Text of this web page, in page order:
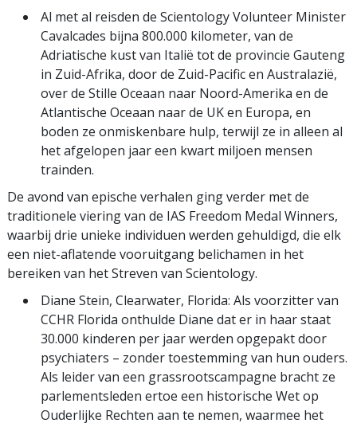
Al met al reisden de Scientology Volunteer Minister
Cavalcades bijna 800.000 kilometer, van de
Adriatische kust van Italië tot de provincie Gauteng
in Zuid-Afrika, door de Zuid-Pacific en Australazië,
over de Stille Oceaan naar Noord-Amerika en de
Atlantische Oceaan naar de UK en Europa, en
boden ze onmiskenbare hulp, terwijl ze in alleen al
het afgelopen jaar een kwart miljoen mensen
trainden.
De avond van epische verhalen ging verder met de
traditionele viering van de IAS Freedom Medal Winners,
waarbij drie unieke individuen werden gehuldigd, die elk
een niet-aflatende vooruitgang belichamen in het
bereiken van het Streven van Scientology.
Diane Stein, Clearwater, Florida: Als voorzitter van
CCHR Florida onthulde Diane dat er in haar staat
30.000 kinderen per jaar werden opgepakt door
psychiaters – zonder toestemming van hun ouders.
Als leider van een grassroots­campagne bracht ze
parlementsleden ertoe een historische Wet op
Ouderlijke Rechten aan te nemen, waarmee het